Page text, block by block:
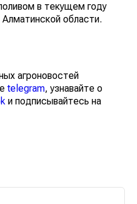
в текущем году
области.
агроновостей
telegram, узнавайте о
и подписывайтесь на